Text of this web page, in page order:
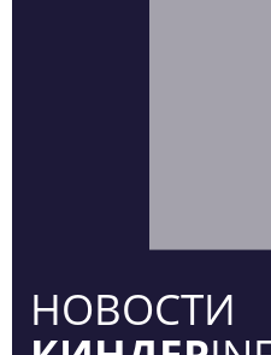
НОВОСТИ